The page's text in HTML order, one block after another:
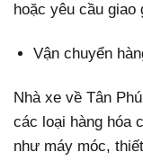
hoặc yêu cầu giao
Vận chuyển
Nhà xe về Tân
các loại hàng hóa
như máy móc,